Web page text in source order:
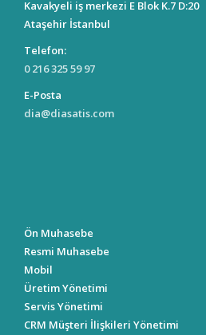
Kavakyeli iş merkezi E Blok K.7 D:20
Ataşehir İstanbul
Telefon:
0 216 325 59 97
E-Posta
dia@diasatis.com
Ön Muhasebe
Resmi Muhasebe
Mobil
Üretim Yönetimi
Servis Yönetimi
CRM Müşteri İlişkileri Yönetimi